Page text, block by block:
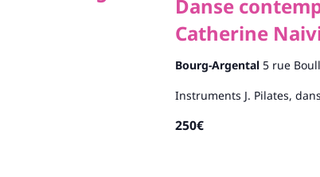
Danse
Catherine
Bourg-Argental 5 rue
Instruments J. Pilates,
250€